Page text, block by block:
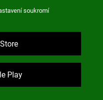
soukromí
Play